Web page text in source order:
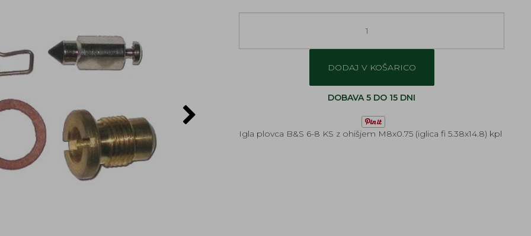
DODAJ V KOŠARICO
DOBAVA 5 DO 15 DNI
Igla plovca B&S 6-8 KS z ohišjem M8x0.75 (iglica fi 5.38x14.8) kpl